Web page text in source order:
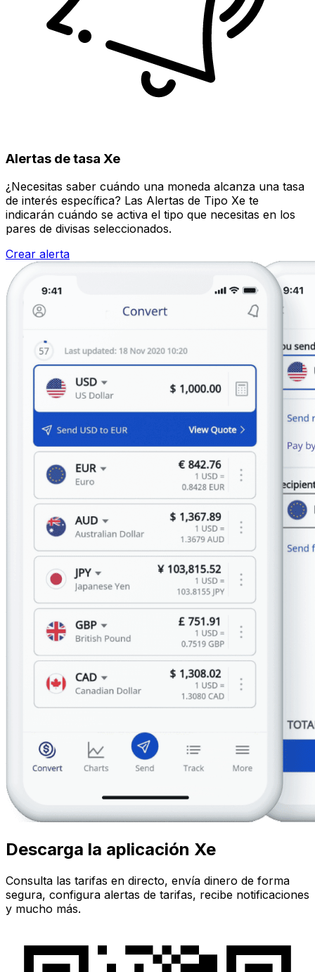
Alertas de tasa Xe
¿Necesitas saber cuándo una moneda alcanza una tasa
de interés específica? Las Alertas de Tipo Xe te
indicarán cuándo se activa el tipo que necesitas en los
pares de divisas seleccionados.
Crear alerta
Descarga la aplicación Xe
Consulta las tarifas en directo, envía dinero de forma
segura, configura alertas de tarifas, recibe notificaciones
y mucho más.